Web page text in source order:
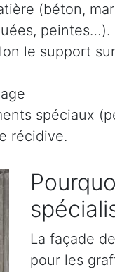
(béton,
peintes…).
le support
spéciaux
récidive.
La façade
pour les